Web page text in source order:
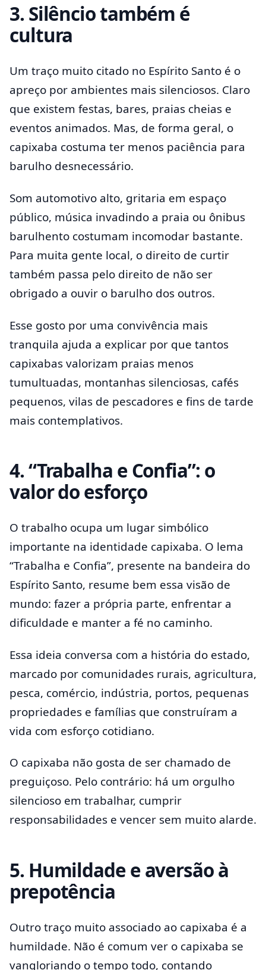
3. Silêncio também é
cultura
Um traço muito citado no Espírito Santo é o
apreço por ambientes mais silenciosos. Claro
que existem festas, bares, praias cheias e
eventos animados. Mas, de forma geral, o
capixaba costuma ter menos paciência para
barulho desnecessário.
Som automotivo alto, gritaria em espaço
público, música invadindo a praia ou ônibus
barulhento costumam incomodar bastante.
Para muita gente local, o direito de curtir
também passa pelo direito de não ser
obrigado a ouvir o barulho dos outros.
Esse gosto por uma convivência mais
tranquila ajuda a explicar por que tantos
capixabas valorizam praias menos
tumultuadas, montanhas silenciosas, cafés
pequenos, vilas de pescadores e fins de tarde
mais contemplativos.
4. “Trabalha e Confia”: o
valor do esforço
O trabalho ocupa um lugar simbólico
importante na identidade capixaba. O lema
“Trabalha e Confia”, presente na bandeira do
Espírito Santo, resume bem essa visão de
mundo: fazer a própria parte, enfrentar a
dificuldade e manter a fé no caminho.
Essa ideia conversa com a história do estado,
marcado por comunidades rurais, agricultura,
pesca, comércio, indústria, portos, pequenas
propriedades e famílias que construíram a
vida com esforço cotidiano.
O capixaba não gosta de ser chamado de
preguiçoso. Pelo contrário: há um orgulho
silencioso em trabalhar, cumprir
responsabilidades e vencer sem muito alarde.
5. Humildade e aversão à
prepotência
Outro traço muito associado ao capixaba é a
humildade. Não é comum ver o capixaba se
vangloriando o tempo todo, contando